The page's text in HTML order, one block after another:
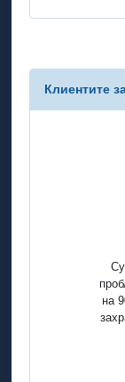
Клиентите
на